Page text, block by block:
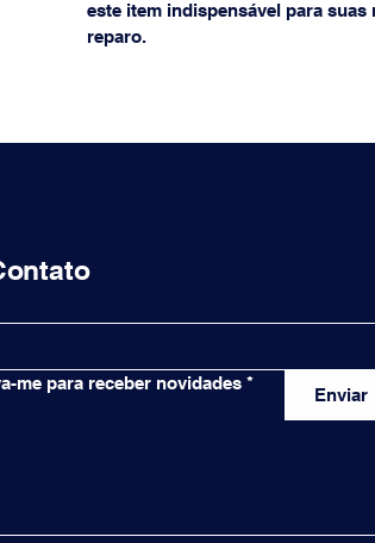
este item indispensável para
reparo.
me para receber novidades *
Enviar